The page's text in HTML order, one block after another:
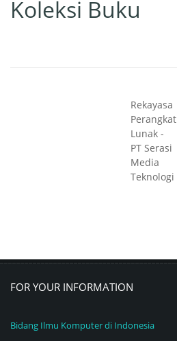
Koleksi Buku
Rekayasa
Perangkat
Lunak -
PT Serasi
Media
Teknologi
FOR YOUR INFORMATION
Bidang Ilmu Komputer di Indonesia